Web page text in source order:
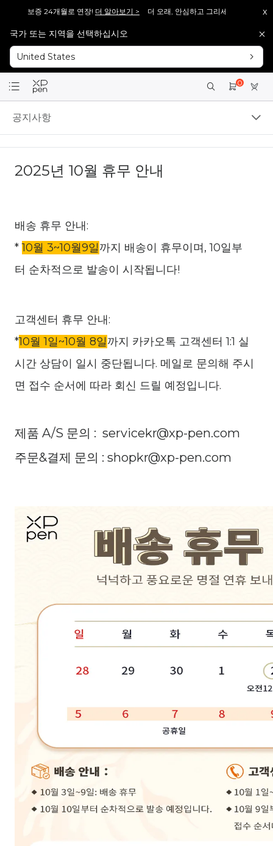
무상 보증 24개월로 연장!더 알아보기 > 더 오래, 안심하고 그리세요. Magic
Pro V2], 다시 돌아왔습니다!바로보기 >> [재입고 안내] 많은 분들이 기다려주
V2], 다시 돌아왔습니다! [재입고 안내] 많은 분들이 기다려주
회원가입 시 <1만 원> 상당 포인트를 증정합니다. 바로가입 >
설레는 핑크의 등장! Artist 12 3세대 핑크 에디션 출시!더 알아보기 >
x
국가 또는 지역을 선택하십시오
United States
0
공지사항
2025년 10월 휴무 안내
배송 휴무 안내:
*10월 3~10월9일까지 배송이 휴무이며, 10일부
터 순차적으로 발송이 시작됩니다!
고객센터 휴무 안내:
*10월 1일~10월 8일까지 카카오톡 고객센터 1:1 실
시간 상담이 일시 중단됩니다. 메일로 문의해 주시
면 접수 순서에 따라 회신 드릴 예정입니다.
제품 A/S 문의 : servicekr@xp-pen.com
주문&결제 문의 : shopkr@xp-pen.com